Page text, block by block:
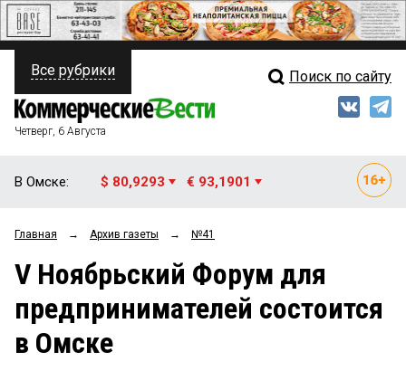
ПОЛИТИКА
ФИНАНСЫ
ОБЩЕСТВО
ЗАКОН
НОВОСТИ КОМПАНИЙ
Свежий выпуск
Рейтинги
Блоги
Все рубрики Поиск по сайту
Четверг, 6 Августа
В Омске: $ 80,9293 € 93,1901
Главная → Архив газеты → №41
V Ноябрьский Форум для
предпринимателей состоится
в Омске